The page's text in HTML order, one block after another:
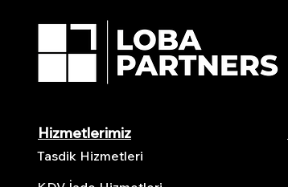
Hizmetlerimiz
Tasdik Hizmetleri